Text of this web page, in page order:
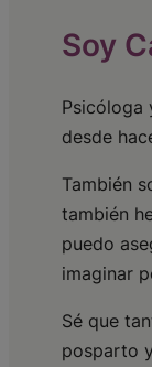
Soy
Psicóloga
desde
También
también
puedo
imaginar
Sé que
posparto